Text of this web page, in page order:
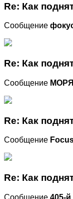
Re: Как
Сообщение
Re: Как
Сообщение
Re: Как
Сообщение
Re: Как
Сообщение 405-й